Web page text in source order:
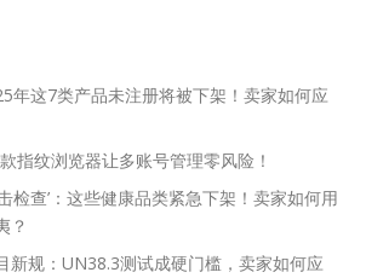
年这7类产品未注册将被下架！卖家如何应
指纹浏览器让多账号管理零风险！
检查’：这些健康品类紧急下架！卖家如何用
？
新规：UN38.3测试成硬门槛，卖家如何应